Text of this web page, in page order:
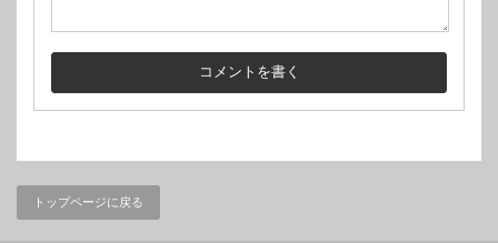
トップページに戻る